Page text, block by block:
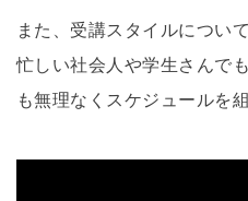
また、受講スタイルについ
忙しい社会人や学生さんで
も無理なくスケジュールを